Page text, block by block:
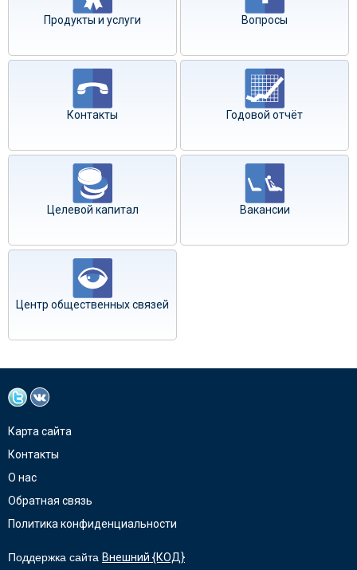
Продукты и услуги Вопросы
Контакты Годовой отчёт
Целевой капитал Вакансии
Центр общественных связей
Карта сайта
Контакты
О нас
Обратная связь
Политика конфиденциальности
Поддержка сайта Внешний {КОД}